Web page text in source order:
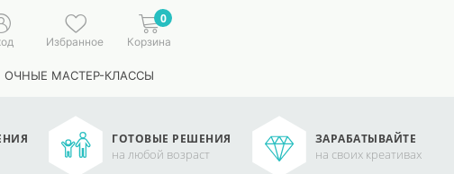
Избранное
0
Корзина
ОЧНЫЕ МАСТЕР-КЛАССЫ
ГОТОВЫЕ РЕШЕНИЯ
на любой возраст
ЗАРАБАТЫВАЙТЕ
на своих креативах